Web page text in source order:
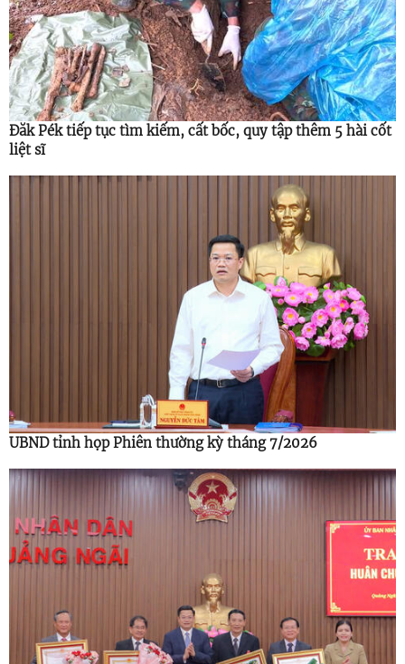
Đăk Pék tiếp tục tìm kiếm, cất bốc, quy tập thêm 5 hài cốt
liệt sĩ
UBND tỉnh họp Phiên thường kỳ tháng 7/2026